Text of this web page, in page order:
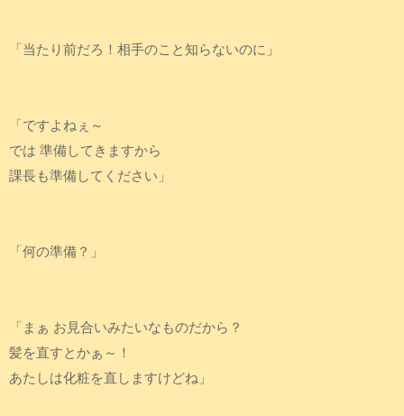
「当たり前だろ！相手のこと知らないのに」
「ですよねぇ～
では 準備してきますから
課長も準備してください」
「何の準備？」
「まぁ お見合いみたいなものだから？
髪を直すとかぁ～！
あたしは化粧を直しますけどね」